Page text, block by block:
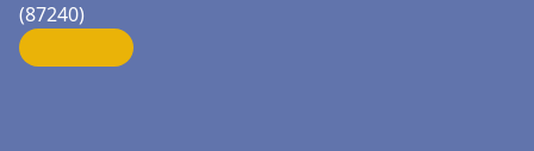
(87240)